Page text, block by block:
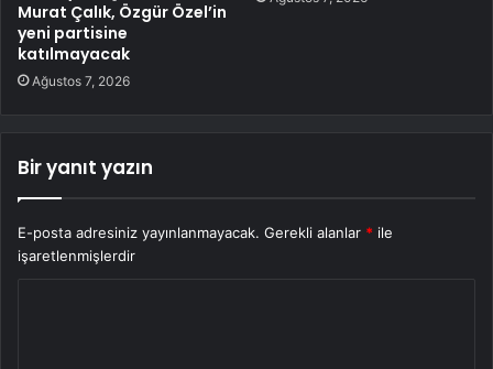
Murat Çalık, Özgür Özel’in
yeni partisine
katılmayacak
Ağustos 7, 2026
Bir yanıt yazın
E-posta adresiniz yayınlanmayacak. Gerekli alanlar * ile
işaretlenmişlerdir